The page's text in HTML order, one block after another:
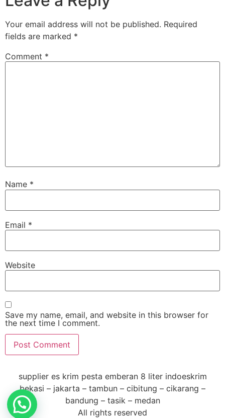
Your email address will not be published. Required
fields are marked *
Comment *
Name *
Email *
Website
Save my name, email, and website in this browser for
the next time I comment.
supplier es krim pesta emberan 8 liter indoeskrim
bekasi – jakarta – tambun – cibitung – cikarang –
bandung – tasik – medan
All rights reserved